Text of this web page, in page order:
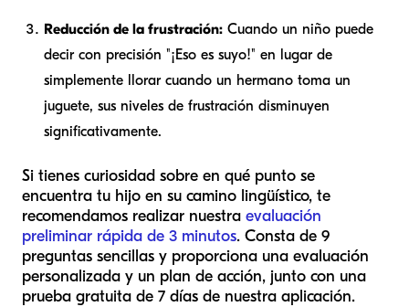
Reducción de la frustración: Cuando un niño puede
decir con precisión "¡Eso es suyo!" en lugar de
simplemente llorar cuando un hermano toma un
juguete, sus niveles de frustración disminuyen
significativamente.
Si tienes curiosidad sobre en qué punto se
encuentra tu hijo en su camino lingüístico, te
recomendamos realizar nuestra evaluación
preliminar rápida de 3 minutos. Consta de 9
preguntas sencillas y proporciona una evaluación
personalizada y un plan de acción, junto con una
prueba gratuita de 7 días de nuestra aplicación.